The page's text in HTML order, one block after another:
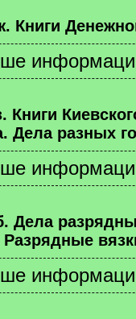
Книги
Книги
Дела разных
Дела